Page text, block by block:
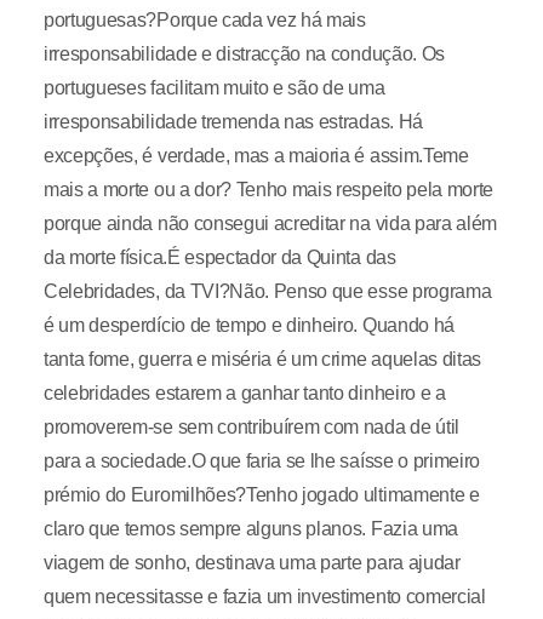
portuguesas?Porque cada vez há mais
irresponsabilidade e distracção na condução. Os
portugueses facilitam muito e são de uma
irresponsabilidade tremenda nas estradas. Há
excepções, é verdade, mas a maioria é assim.Teme
mais a morte ou a dor? Tenho mais respeito pela morte
porque ainda não consegui acreditar na vida para além
da morte física.É espectador da Quinta das
Celebridades, da TVI?Não. Penso que esse programa
é um desperdício de tempo e dinheiro. Quando há
tanta fome, guerra e miséria é um crime aquelas ditas
celebridades estarem a ganhar tanto dinheiro e a
promoverem-se sem contribuírem com nada de útil
para a sociedade.O que faria se lhe saísse o primeiro
prémio do Euromilhões?Tenho jogado ultimamente e
claro que temos sempre alguns planos. Fazia uma
viagem de sonho, destinava uma parte para ajudar
quem necessitasse e fazia um investimento comercial